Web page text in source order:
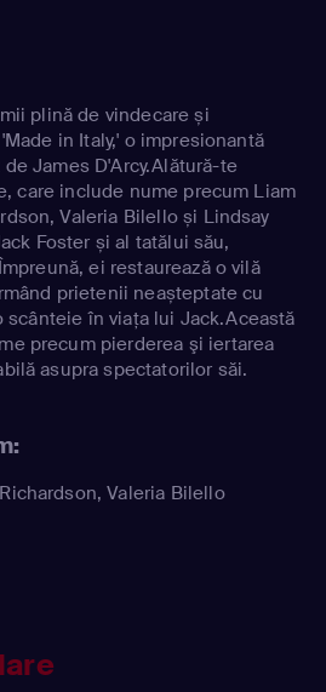
plină de vindecare și
in Italy,' o impresionantă
James D'Arcy.Alătură-te
care include nume precum Liam
Valeria Bilello și Lindsay
Foster și al tatălui său,
ei restaurează o vilă
prietenii neașteptate cu
în viața lui Jack.Această
precum pierderea şi iertarea
asupra spectatorilor săi.
,Valeria Bilello